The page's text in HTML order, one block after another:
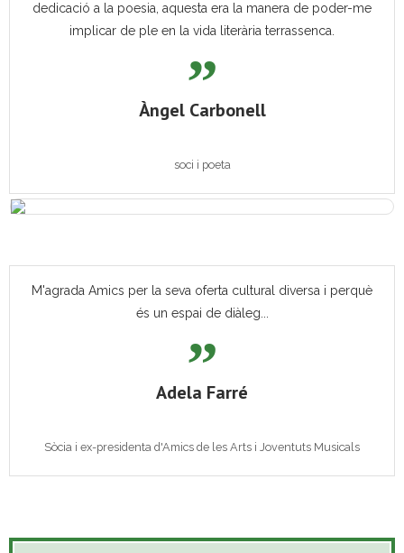
dedicació a la poesia, aquesta era la manera de poder-me
implicar de ple en la vida literària terrassenca.
Àngel Carbonell
soci i poeta
M'agrada Amics per la seva oferta cultural diversa i perquè
és un espai de diàleg...
Adela Farré
Sòcia i ex-presidenta d'Amics de les Arts i Joventuts Musicals